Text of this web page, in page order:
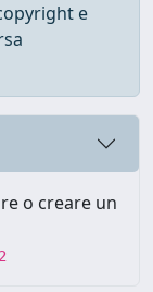
e
o creare un